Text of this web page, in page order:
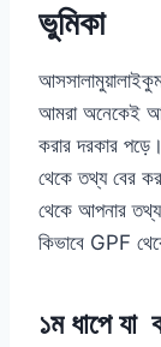
ভুমিকা
আমরা অনেকেই
করার দরকার
থেকে তথ্য বের
থেকে আপনার
কিভাবে GPF
১ম ধাপে যা